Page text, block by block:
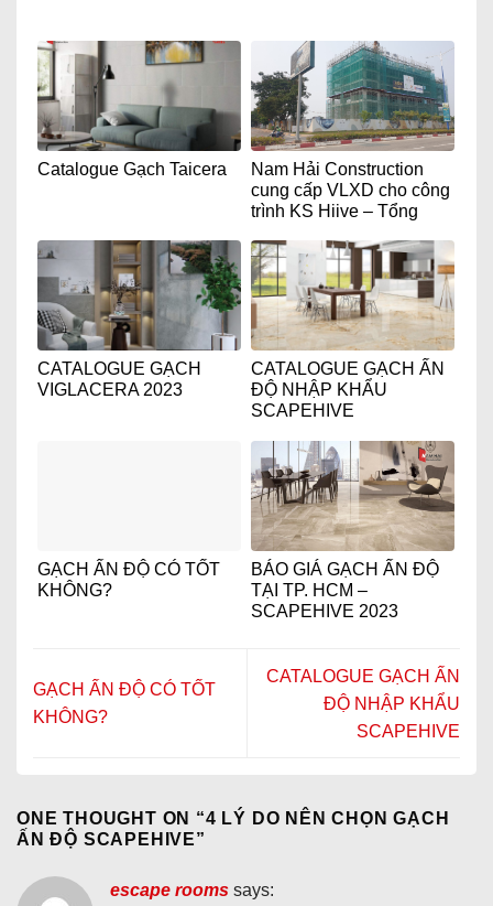
Catalogue Gạch Taicera
Nam Hải Construction
cung cấp VLXD cho công
trình KS Hiive – Tổng
CATALOGUE GẠCH
VIGLACERA 2023
CATALOGUE GẠCH ẤN
ĐỘ NHẬP KHẨU
SCAPEHIVE
GẠCH ẤN ĐỘ CÓ TỐT
KHÔNG?
BÁO GIÁ GẠCH ẤN ĐỘ
TẠI TP. HCM –
SCAPEHIVE 2023
GẠCH ẤN ĐỘ CÓ TỐT
KHÔNG?
CATALOGUE GẠCH ẤN
ĐỘ NHẬP KHẨU
SCAPEHIVE
ONE THOUGHT ON “4 LÝ DO NÊN CHỌN GẠCH
ẤN ĐỘ SCAPEHIVE”
escape rooms says: